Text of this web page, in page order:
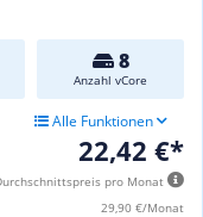
8
Anzahl vCore
Alle Funktionen
22,42 €*
pro Monat
29,90 €/Monat